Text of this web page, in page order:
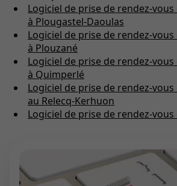
Logiciel de prise de rendez-vous
à Plougastel-Daoulas
Logiciel de prise de rendez-vous
à Plouzané
Logiciel de prise de rendez-vous
à Quimperlé
Logiciel de prise de rendez-vous
au Relecq-Kerhuon
Logiciel de prise de rendez-